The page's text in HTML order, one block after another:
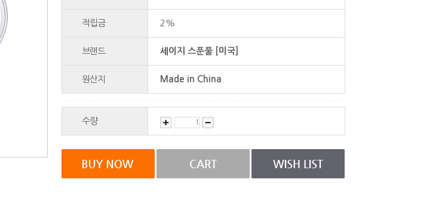
적립금 2%
브랜드 세이지 스푼풀 [미국]
원산지 Made in China
수량